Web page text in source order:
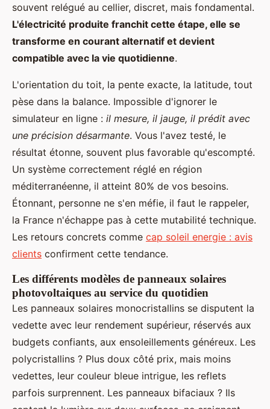
souvent relégué au cellier, discret, mais fondamental.
L'électricité produite franchit cette étape, elle se
transforme en courant alternatif et devient
compatible avec la vie quotidienne.
L'orientation du toit, la pente exacte, la latitude, tout
pèse dans la balance. Impossible d'ignorer le
simulateur en ligne : il mesure, il jauge, il prédit avec
une précision désarmante. Vous l'avez testé, le
résultat étonne, souvent plus favorable qu'escompté.
Un système correctement réglé en région
méditerranéenne, il atteint 80% de vos besoins.
Étonnant, personne ne s'en méfie, il faut le rappeler,
la France n'échappe pas à cette mutabilité technique.
Les retours concrets comme cap soleil energie : avis
clients confirment cette tendance.
Les différents modèles de panneaux solaires
photovoltaiques au service du quotidien
Les panneaux solaires monocristallins se disputent la
vedette avec leur rendement supérieur, réservés aux
budgets confiants, aux ensoleillements généreux. Les
polycristallins ? Plus doux côté prix, mais moins
vedettes, leur couleur bleue intrigue, les reflets
parfois surprennent. Les panneaux bifaciaux ? Ils